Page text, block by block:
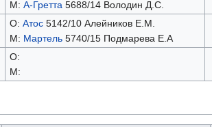
М: А-Гретта5688/14 Володин Д.С.
О: Атос5142/10 Алейников Е.М.
М: Мартель5740/15 Подмарева Е.А
О:
М: